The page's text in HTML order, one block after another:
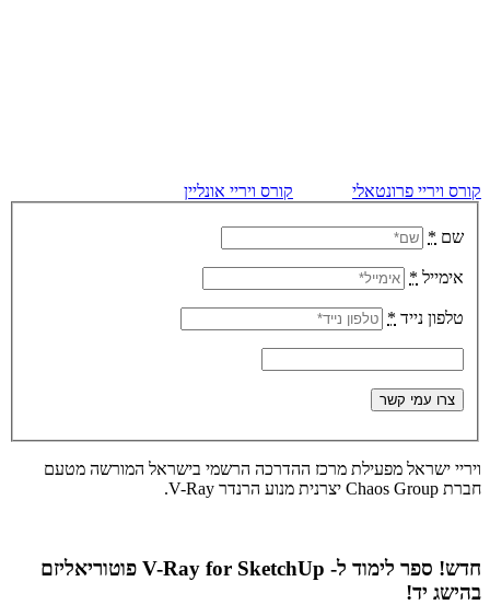
קורס ויריי פרונטאלי
קורס ויריי אונליין
שם *
אימייל *
טלפון נייד *
ויריי ישראל מפעילת מרכז ההדרכה הרשמי בישראל המורשה מטעם
חברת Chaos Group יצרנית מנוע הרנדר V-Ray.
חדש! ספר לימוד ל- V-Ray for SketchUp פוטוריאליזם
בהישג יד!